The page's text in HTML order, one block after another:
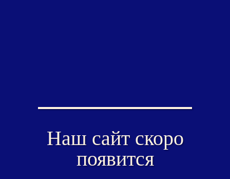
Наш сайт скоро
появится